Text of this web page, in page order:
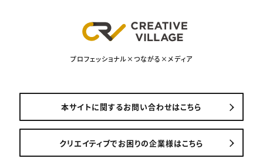
プロフェッショナル×つながる×メディア
本サイトに関するお問い合わせはこちら
クリエイティブでお困りの企業様はこちら